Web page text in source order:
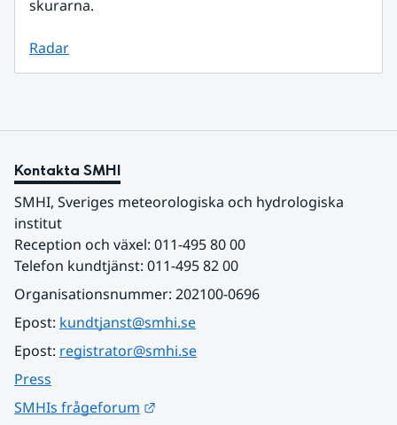
skurarna.
Radar
Kontakta SMHI
SMHI, Sveriges meteorologiska och hydrologiska
institut
Reception och växel: 011-495 80 00
Telefon kundtjänst: 011-495 82 00
Organisationsnummer: 202100-0696
Epost: kundtjanst@smhi.se
Epost: registrator@smhi.se
Press
SMHIs frågeforum